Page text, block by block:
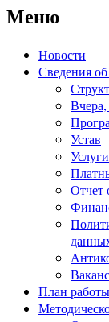
Меню
Новости
Сведения
Устав
Услуги
Отчет
План работы